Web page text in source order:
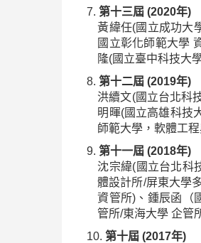
第十三屆 (2020年)
黃緯任(國立成功大
國立彰化師範大學
隆(國立臺中科技大
第十二屆 (2019年)
洪續文(國立台北科
明暉(國立高雄科技
師範大學，軟體工
第十一屆 (2018年)
沈宗緯(國立台北科
體設計所/屏東大學
資管所)、鍾辰函（
管所/東海大學 企管
第十屆 (2017年)